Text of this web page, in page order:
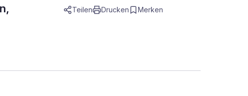
Teilen Drucken Merken